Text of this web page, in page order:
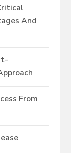
And
From